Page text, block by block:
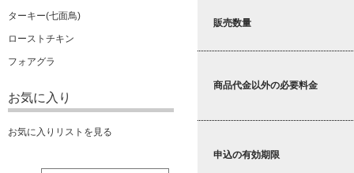
販売数量
商品代金以外の必要料金
申込の有効期限
ターキー(七面鳥)
ローストチキン
フォアグラ
お気に入り
お気に入りリストを見る